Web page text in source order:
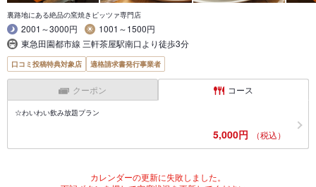
裏路地にある絶品の窯焼きピッツァ専門店
2001～3000円
1001～1500円
東急田園都市線 三軒茶屋駅南口より徒歩3分
口コミ投稿特典対象店 適格請求書発行事業者
クーポン コース
☆わいわい飲み放題プラン
5,000円 （税込）
カレンダーの更新に失敗しました。